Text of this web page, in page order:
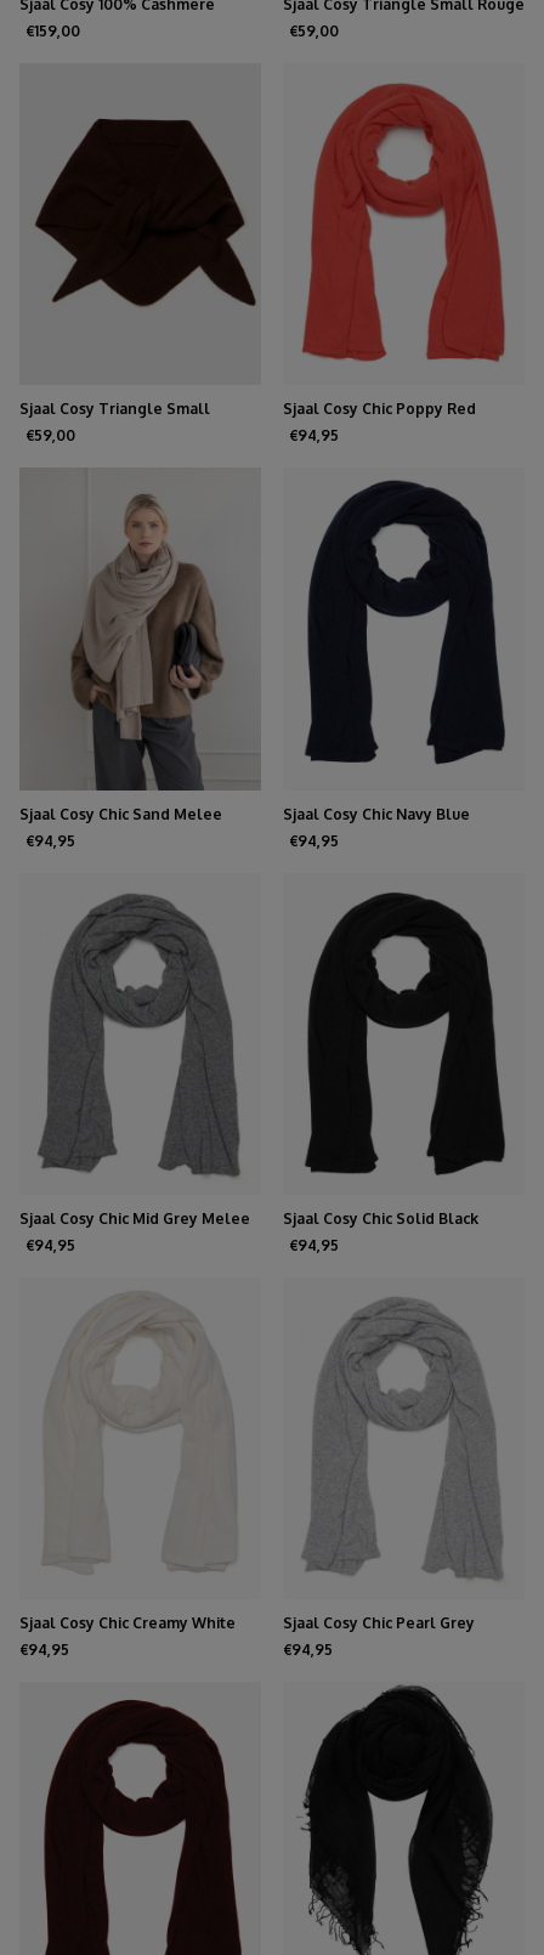
Sjaal Cosy 100% Cashmere
Chocolate
€159,00
Sjaal Cosy Triangle Small Rouge
Noir
€59,00
Sjaal Cosy Triangle Small
Hickory
€59,00
Sjaal Cosy Chic Poppy Red
€94,95
Sjaal Cosy Chic Sand Melee
€94,95
Sjaal Cosy Chic Navy Blue
€94,95
Sjaal Cosy Chic Mid Grey Melee
€94,95
Sjaal Cosy Chic Solid Black
€94,95
Sjaal Cosy Chic Creamy White
€94,95
Sjaal Cosy Chic Pearl Grey
Melee
€94,95